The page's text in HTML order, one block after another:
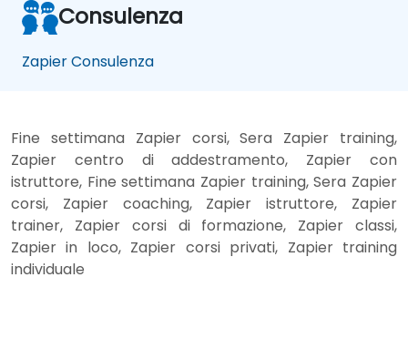
Consulenza
Zapier Consulenza
Fine settimana Zapier corsi, Sera Zapier training,
Zapier centro di addestramento, Zapier con
istruttore, Fine settimana Zapier training, Sera Zapier
corsi, Zapier coaching, Zapier istruttore, Zapier
trainer, Zapier corsi di formazione, Zapier classi,
Zapier in loco, Zapier corsi privati, Zapier training
individuale